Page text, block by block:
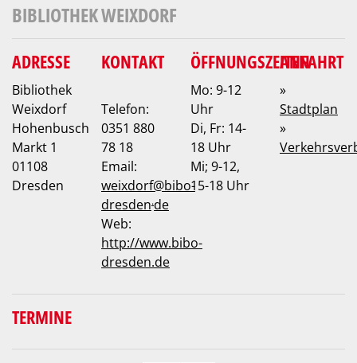
BIBLIOTHEK WEIXDORF
ADRESSE
Bibliothek
Weixdorf
Hohenbusch
Markt 1
01108
Dresden
KONTAKT
Telefon:
0351 880
78 18
Email:
weixdorf@bibo-
dresden.de
Web:
http://www.bibo-
dresden.de
ÖFFNUNGSZEITEN
Mo: 9-12
Uhr
Di, Fr: 14-
18 Uhr
Mi; 9-12,
15-18 Uhr
ANFAHRT
»
Stadtplan
»
TERMINE